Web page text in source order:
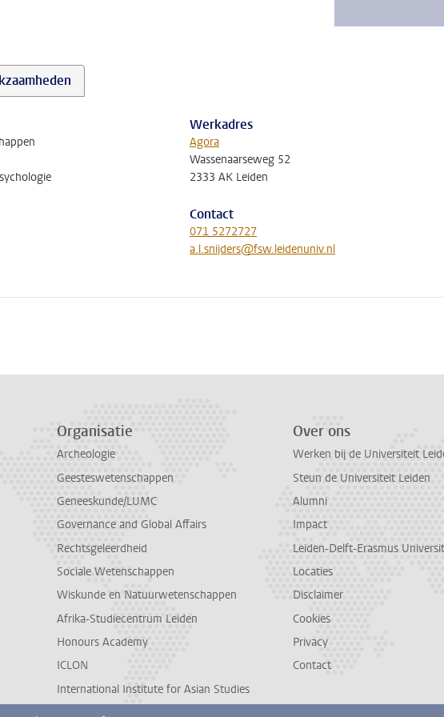
Werkadres
Agora
Wassenaarseweg 52
2333 AK Leiden
Contact
071 5272727
a.l.snijders@fsw.leidenuniv.nl
via Mastodon
Organisatie
Archeologie
Geesteswetenschappen
Geneeskunde/LUMC
Governance and Global Affairs
Rechtsgeleerdheid
Sociale Wetenschappen
Wiskunde en Natuurwetenschappen
Afrika-Studiecentrum Leiden
Honours Academy
ICLON
International Institute for Asian Studies
Over ons
Werken bij de Universiteit
Steun de Universiteit Leiden
Alumni
Impact
Leiden-Delft-Erasmus
Locaties
Disclaimer
Cookies
Privacy
Contact